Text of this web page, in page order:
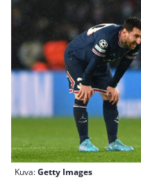
Kuva:Getty Images